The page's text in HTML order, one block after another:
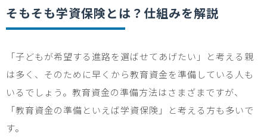
そもそも学資保険とは？仕組みを解説
「子どもが希望する進路を選ばせてあげたい」と考える親
は多く、そのために早くから教育資金を準備している人も
いるでしょう。教育資金の準備方法はさまざまですが、
「教育資金の準備といえば学資保険」と考える方も多いで
す。